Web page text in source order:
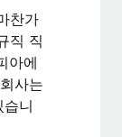
찬가
직 직
아에
사는
니